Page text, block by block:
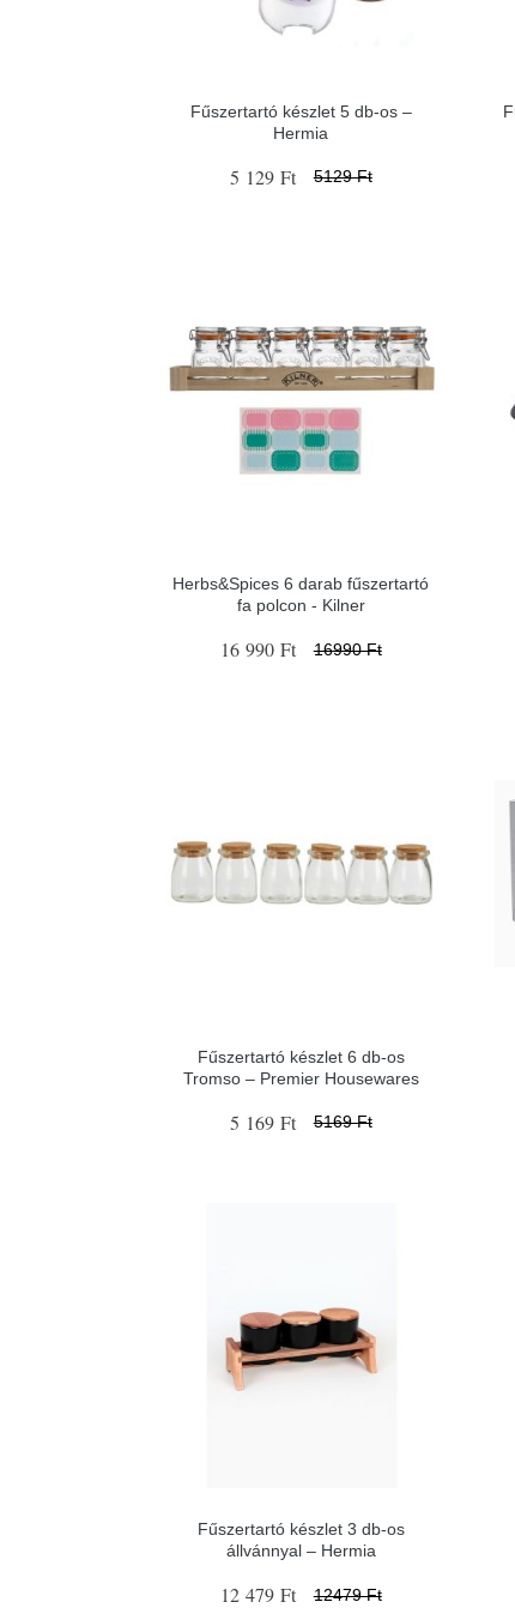
Fűszertartó készlet 5 db-os –
Hermia
5 129 Ft 5129 Ft
Herbs&Spices 6 darab fűszertartó
fa polcon - Kilner
16 990 Ft 16990 Ft
Fűszertartó készlet 6 db-os
Tromso – Premier Housewares
5 169 Ft 5169 Ft
Fűszertartó készlet 3 db-os
állvánnyal – Hermia
12 479 Ft 12479 Ft